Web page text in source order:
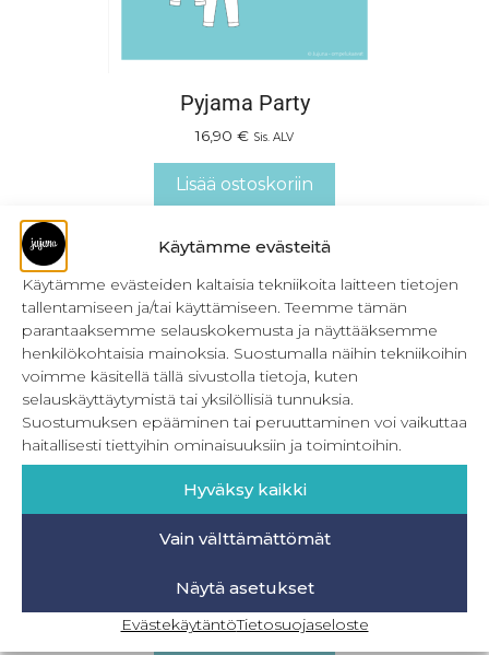
Käytämme evästeitä
Käytämme evästeiden kaltaisia tekniikoita laitteen tietojen
tallentamiseen ja/tai käyttämiseen. Teemme tämän
parantaaksemme selauskokemusta ja näyttääksemme
henkilökohtaisia mainoksia. Suostumalla näihin tekniikoihin
voimme käsitellä tällä sivustolla tietoja, kuten
selauskäyttäytymistä tai yksilöllisiä tunnuksia.
Suostumuksen epääminen tai peruuttaminen voi vaikuttaa
haitallisesti tiettyihin ominaisuuksiin ja toimintoihin.
Hyväksy kaikki
Vain välttämättömät
Näytä asetukset
EvästekäytäntöTietosuojaseloste
Pyjama Party
16,90 € Sis. ALV
Lisää ostoskoriin
PDF Pyjama Party
13,90€ Sis. ALV
Lisää ostoskoriin